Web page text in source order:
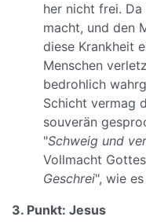
her nicht frei.
macht, und den
diese Krankheit
Menschen
bedrohlich
Schicht vermag
souverän
"Schweig und
Vollmacht
Geschrei", wie
3. Punkt: Jesus